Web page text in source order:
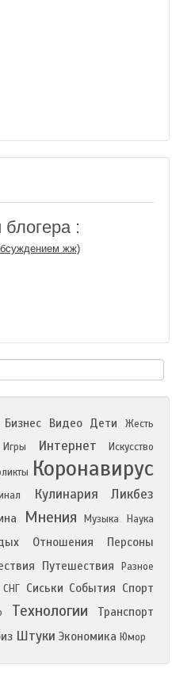
:
жж)
Бизнес Видео Дети
Жесть
Игры Интернет Искусство
Коронавирус
Кулинария Ликбез
Мнения Музыка Наука
Отношения Персоны
Путешествия
Разное
СНГ Сиськи События Спорт
Технологии Транспорт
Штуки Экономика Юмор